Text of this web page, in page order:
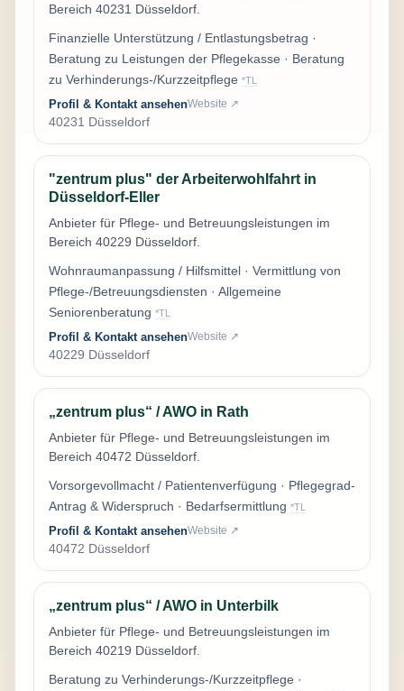
Bereich 40231 Düsseldorf.
Finanzielle Unterstützung / Entlastungsbetrag ·
Beratung zu Leistungen der Pflegekasse · Beratung
zu Verhinderungs-/Kurzzeitpflege *TL
Profil & Kontakt ansehenWebsite ↗
40231 Düsseldorf
"zentrum plus" der Arbeiterwohlfahrt in
Düsseldorf-Eller
Anbieter für Pflege- und Betreuungsleistungen im
Bereich 40229 Düsseldorf.
Wohnraumanpassung / Hilfsmittel · Vermittlung von
Pflege-/Betreuungsdiensten · Allgemeine
Seniorenberatung *TL
Profil & Kontakt ansehenWebsite ↗
40229 Düsseldorf
„zentrum plus“ / AWO in Rath
Anbieter für Pflege- und Betreuungsleistungen im
Bereich 40472 Düsseldorf.
Vorsorgevollmacht / Patientenverfügung · Pflegegrad-
Antrag & Widerspruch · Bedarfsermittlung *TL
Profil & Kontakt ansehenWebsite ↗
40472 Düsseldorf
„zentrum plus“ / AWO in Unterbilk
Anbieter für Pflege- und Betreuungsleistungen im
Bereich 40219 Düsseldorf.
Beratung zu Verhinderungs-/Kurzzeitpflege ·